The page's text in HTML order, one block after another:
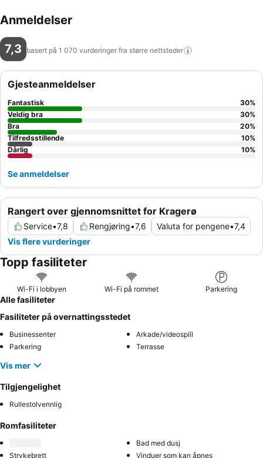
Anmeldelser
7,3 basert på 1 070 vurderinger fra større nettsteder
Rangert over gjennomsnittet for Kragerø
Service•7,8 Rengjøring•7,6 Valuta for pengene•7,4
Vis flere vurderinger
Gjesteanmeldelser
Fantastisk 30%
Veldig bra
30%
Bra
20%
Tilfredsstillende
10%
Dårlig
10%
Se anmeldelser
Topp fasiliteter
Wi-Fi i lobbyen Wi-Fi på rommet Parkering
Alle fasiliteter
Fasiliteter på overnattingsstedet
Businessenter
Arkade/videospill
Parkering
Terrasse
Vis mer
Tilgjengelighet
Rullestolvennlig
Romfasiliteter
Bad med dusj
Strykebrett
Vinduer som kan åpnes